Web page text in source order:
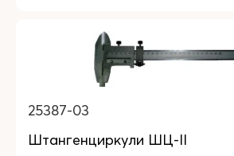
25387-03
Штангенциркули ШЦ-II